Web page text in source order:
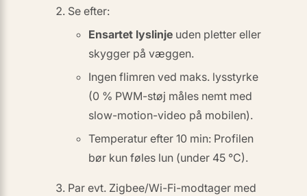
Se efter:
Ensartet lyslinje uden pletter eller
skygger på væggen.
Ingen flimren ved maks. lysstyrke
(0 % PWM-støj måles nemt med
slow-motion-video på mobilen).
Temperatur efter 10 min: Profilen
bør kun føles lun (under 45 °C).
Par evt. Zigbee/Wi-Fi-modtager med